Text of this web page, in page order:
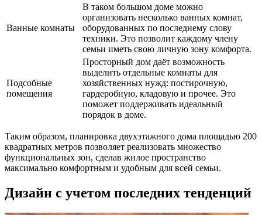
Ванные комнаты
В таком большом доме можно
организовать несколько ванных комнат,
оборудованных по последнему слову
техники. Это позволит каждому члену
семьи иметь свою личную зону комфорта.
Подсобные
помещения
Просторный дом даёт возможность
выделить отдельные комнаты для
хозяйственных нужд: постирочную,
гардеробную, кладовую и прочее. Это
поможет поддерживать идеальный
порядок в доме.
Таким образом, планировка двухэтажного дома площадью 200
квадратных метров позволяет реализовать множество
функциональных зон, сделав жилое пространство
максимально комфортным и удобным для всей семьи.
Дизайн с учетом последних тенденций